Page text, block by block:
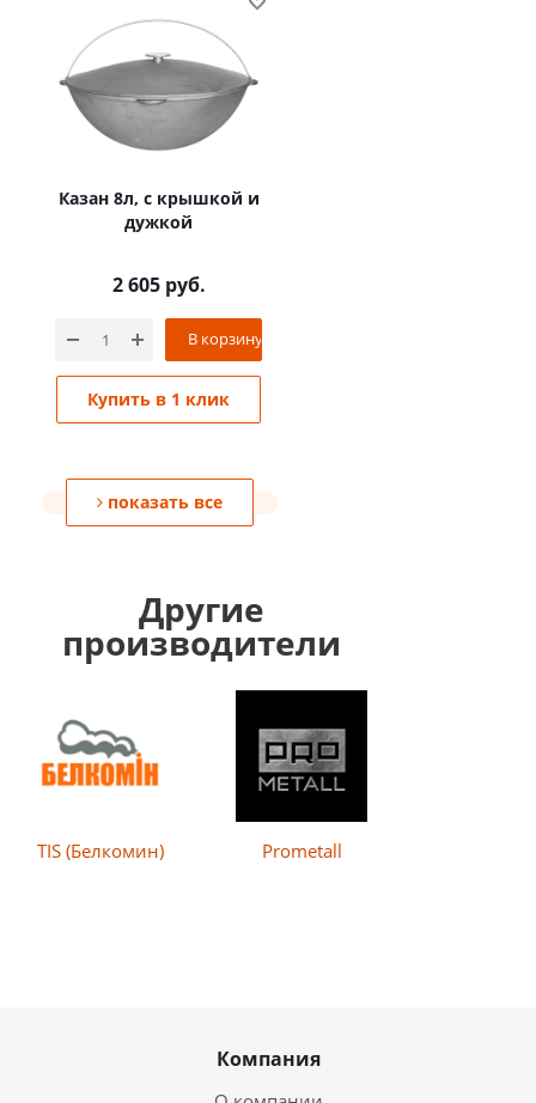
Казан 8л, с крышкой и
дужкой
2 605руб.
В корзину
Купить в 1 клик
показать все
Другие
производители
TIS (Белкомин) Prometall
Компания